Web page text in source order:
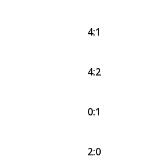
4:1
4:2
0:1
2:0